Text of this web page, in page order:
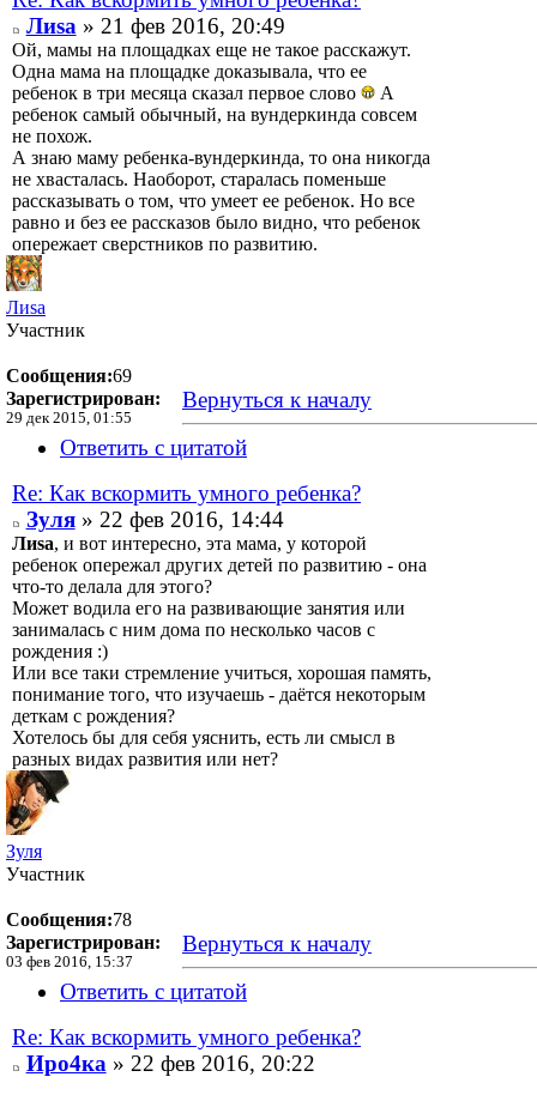
Лиsа» 21 фев 2016, 20:49
Ой, мамы на площадках еще не такое расскажут.
Одна мама на площадке доказывала, что ее
ребенок в три месяца сказал первое слово
А
ребенок самый обычный, на вундеркинда совсем
не похож.
А знаю маму ребенка-вундеркинда, то она никогда
не хвасталась. Наоборот, старалась поменьше
рассказывать о том, что умеет ее ребенок. Но все
равно и без ее рассказов было видно, что ребенок
опережает сверстников по развитию.
Лиsа
Участник
Сообщения:69
Зарегистрирован:
29 дек 2015, 01:55
Вернуться к началу
Ответить с цитатой
Re: Как вскормить умного ребенка?
Зуля» 22 фев 2016, 14:44
Лиsа, и вот интересно, эта мама, у которой
ребенок опережал других детей по развитию - она
что-то делала для этого?
Может водила его на развивающие занятия или
занималась с ним дома по несколько часов с
рождения :)
Или все таки стремление учиться, хорошая память,
понимание того, что изучаешь - даётся некоторым
деткам с рождения?
Хотелось бы для себя уяснить, есть ли смысл в
разных видах развития или нет?
Зуля
Участник
Сообщения:78
Зарегистрирован:
03 фев 2016, 15:37
Вернуться к началу
Ответить с цитатой
Re: Как вскормить умного ребенка?
Иро4ка» 22 фев 2016, 20:22